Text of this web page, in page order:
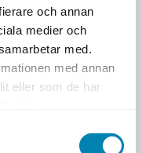
och annan
medier och
med.
med annan
eller som de har
för
utmaningar
eller